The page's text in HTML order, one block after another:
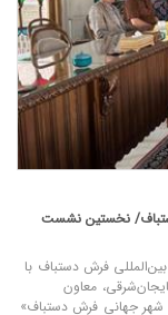
نخستین نشست
فرش دستباف با
معاون
شهر جهانی فرش دستباف»